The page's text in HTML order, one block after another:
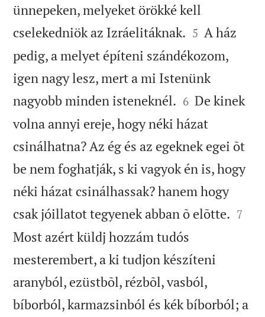
ünnepeken, melyeket örökké kell
cselekedniök az Izráelitáknak. 

5 A ház
pedig, a melyet építeni szándékozom,
igen nagy lesz, mert a mi Istenünk
nagyobb minden isteneknél. 

6 De kinek
volna annyi ereje, hogy néki házat
csinálhatna? Az ég és az egeknek egei õt
be nem foghatják, s ki vagyok én is, hogy
néki házat csinálhassak? hanem hogy
csak jóillatot tegyenek abban õ elõtte. 

7
Most azért küldj hozzám tudós
mesterembert, a ki tudjon készíteni
aranyból, ezüstbõl, rézbõl, vasból,
bíborból, karmazsinból és kék bíborból; a